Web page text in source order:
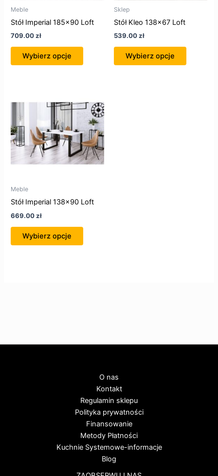
Meble
Stół Imperial 185×90 Loft
709.00zł
Wybierz opcje
stronie
Sklep
Stół Kleo 138×67 Loft
539.00zł
Wybierz opcje
Meble
Stół Imperial 138×90 Loft
669.00zł
Wybierz opcje
produkt
ma
wiele
wariantów.
Opcje
można
stronie
O nas
Kontakt
Regulamin sklepu
Polityka prywatności
Finansowanie
Metody Płatności
Kuchnie Systemowe-informacje
Blog